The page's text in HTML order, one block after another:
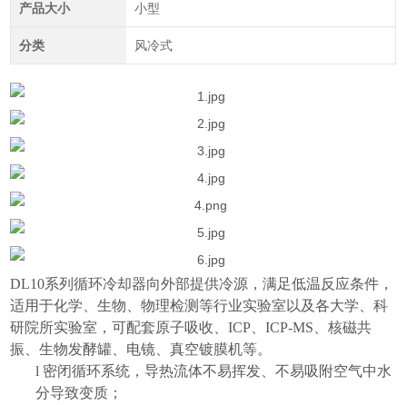
产品大小 小型
分类 风冷式
DL10系列循环冷却器向外部提供冷源，满足低温反应条件，
适用于化学、生物、物理检测等行业实验室以及各大学、科
研院所实验室，可配套原子吸收、ICP 、ICP-MS 、核磁共
振、生物发酵罐、电镜、真空镀膜机等。
l 密闭循环系统，导热流体不易挥发、不易吸附空气中水
分导致变质；